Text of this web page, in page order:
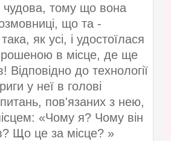
чудова, тому що вона
що та -
як усі, і удостоїлася
в місце, де ще
Відповідно до технології
у неї в голові
пов'язаних з нею,
«Чому я? Чому він
Що це за місце? »